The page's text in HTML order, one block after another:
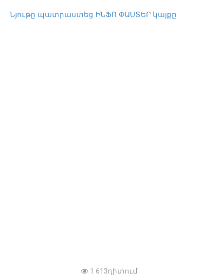
Նյութը պատրաստեց ԻՆՖՈ ՓԱՍՏԵՐ կայքը
1 613դիտում